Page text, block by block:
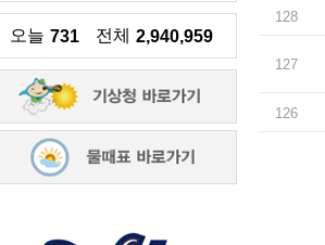
오늘 731 전체 2,940,959
128
127
126